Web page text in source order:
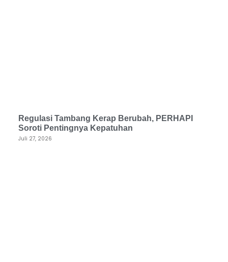
Regulasi Tambang Kerap Berubah, PERHAPI
Soroti Pentingnya Kepatuhan
Juli 27, 2026